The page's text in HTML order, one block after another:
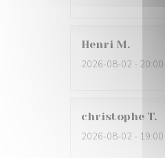
Henri M
2026-08-02 - 20:00
christophe T
2026-08-02 -